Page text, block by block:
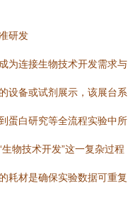
研发
为连接生物技术开发需求与
设备或试剂展示，该展台系
蛋白研究等全流程实验中所
物技术开发”这一复杂过程
材是确保实验数据可重复